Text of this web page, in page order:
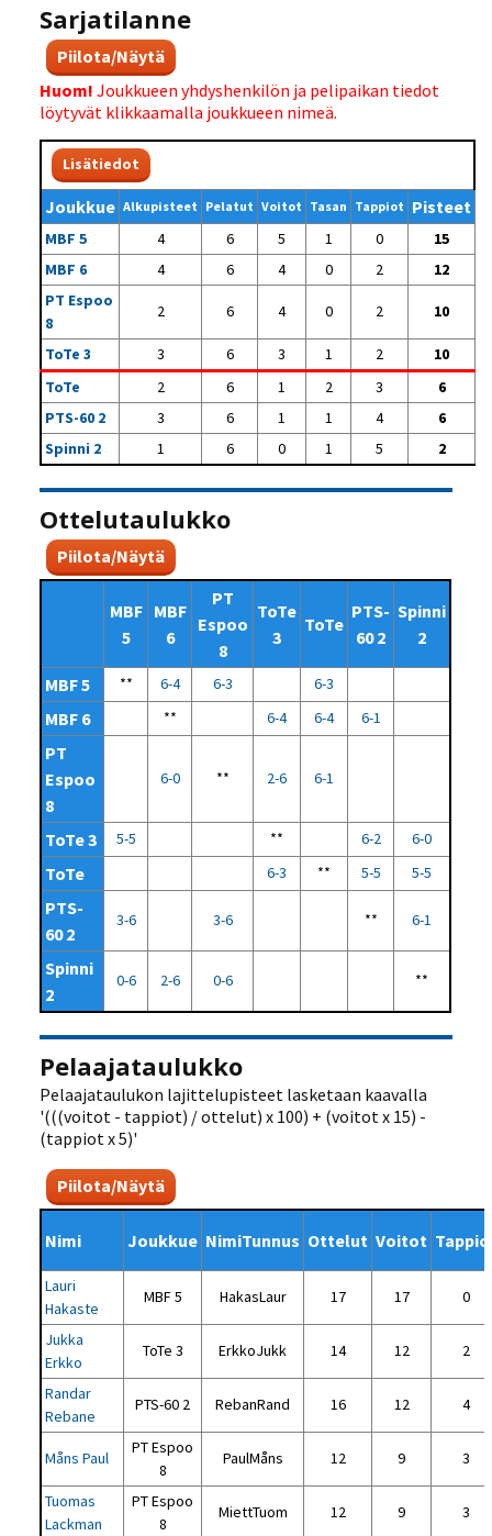
Sarjatilanne
Piilota/Näytä
Huom! Joukkueen yhdyshenkilön ja pelipaikan tiedot
löytyvät klikkaamalla joukkueen nimeä.
Lisätiedot
Joukkue Alkupisteet Pelatut Voitot Tasan Tappiot Pisteet
MBF 5 4 6 5 1 0
15
MBF 6
4 6 4 0 2
12
PT Espoo
8
2 6 4 0 2 10
ToTe 3 3 6 3 1 2
10
ToTe
2 6 1 2 3
6
PTS-60 2
3 6 1 1 4
6
Spinni 2
1 6 0 1 5 2
Ottelutaulukko
Piilota/Näytä
MBF
5
MBF
6
PT
Espoo
8
ToTe
3
ToTe
PTS-
60 2
Spinni
2
MBF 5 ** 6-4 6-3 6-3
MBF 6 ** 6-4 6-4 6-1
PT
Espoo
8
6-0 ** 2-6 6-1
ToTe 3 5-5 ** 6-2 6-0
ToTe 6-3 ** 5-5 5-5
PTS-
60 2
3-6 3-6 ** 6-1
Spinni
2
0-6 2-6 0-6 **
Pelaajataulukko
Pelaajataulukon lajittelupisteet lasketaan kaavalla
'(((voitot - tappiot) / ottelut) x 100) + (voitot x 15) -
(tappiot x 5)'
Piilota/Näytä
Nimi Joukkue NimiTunnus Ottelut Voitot
Lauri
Hakaste
MBF 5 HakasLaur 17 17 0
Jukka
Erkko
ToTe 3 ErkkoJukk 14 12 2
Randar
Rebane
PTS-60 2 RebanRand 16 12 4
Måns Paul
PT Espoo
8
PaulMåns 12 9 3
Tuomas
Lackman
PT Espoo
8
MiettTuom 12 9 3